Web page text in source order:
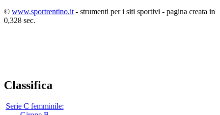
© www.sportrentino.it - strumenti per i siti sportivi - pagina creata in
0,328 sec.
Classifica
Serie C femminile: